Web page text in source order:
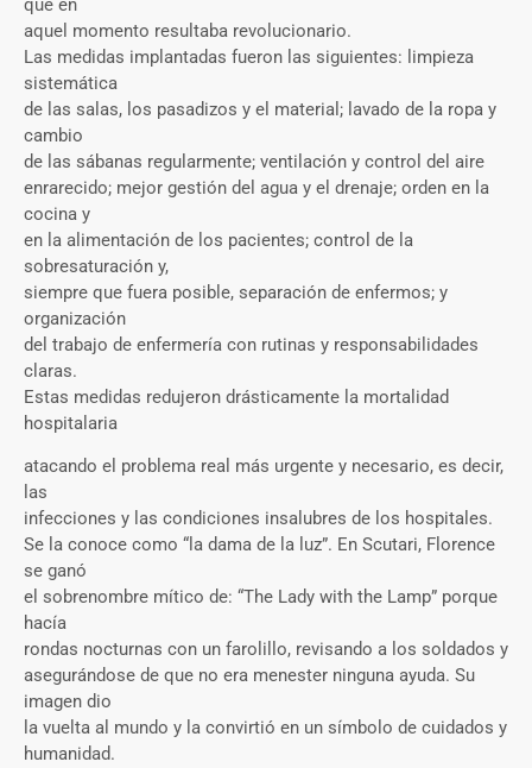
que en
aquel momento resultaba revolucionario.
Las medidas implantadas fueron las siguientes: limpieza
sistemática
de las salas, los pasadizos y el material; lavado de la ropa y
cambio
de las sábanas regularmente; ventilación y control del aire
enrarecido; mejor gestión del agua y el drenaje; orden en la
cocina y
en la alimentación de los pacientes; control de la
sobresaturación y,
siempre que fuera posible, separación de enfermos; y
organización
del trabajo de enfermería con rutinas y responsabilidades
claras.
Estas medidas redujeron drásticamente la mortalidad
hospitalaria
atacando el problema real más urgente y necesario, es decir,
las
infecciones y las condiciones insalubres de los hospitales.
Se la conoce como “la dama de la luz”. En Scutari, Florence
se ganó
el sobrenombre mítico de: “The Lady with the Lamp” porque
hacía
rondas nocturnas con un farolillo, revisando a los soldados y
asegurándose de que no era menester ninguna ayuda. Su
imagen dio
la vuelta al mundo y la convirtió en un símbolo de cuidados y
humanidad.